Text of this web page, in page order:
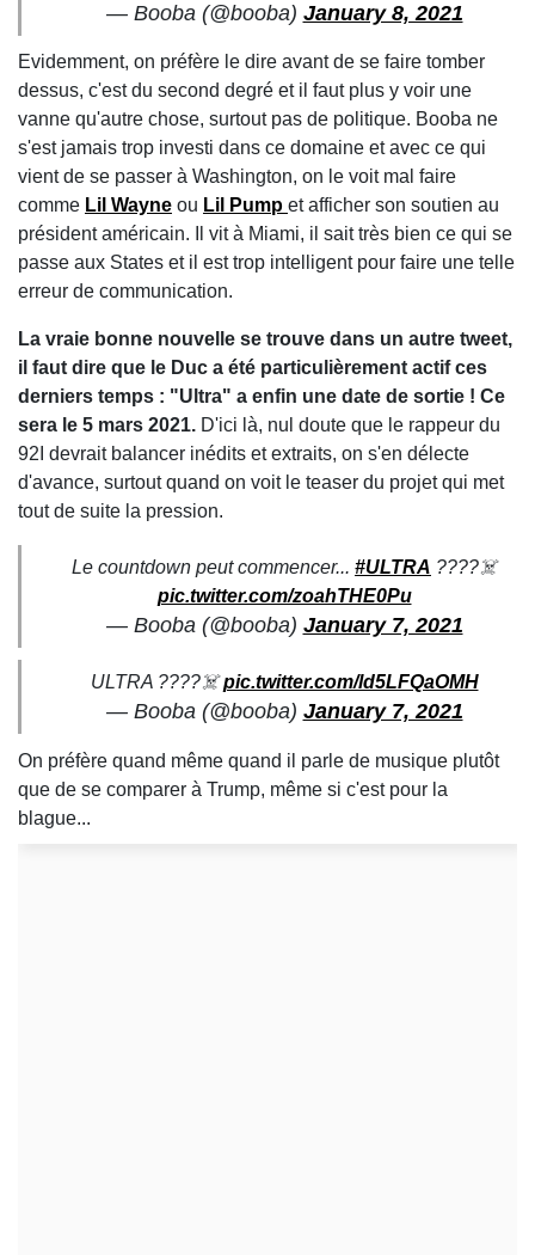
— Booba (@booba) January 8, 2021
Evidemment, on préfère le dire avant de se faire tomber
dessus, c'est du second degré et il faut plus y voir une
vanne qu'autre chose, surtout pas de politique. Booba ne
s'est jamais trop investi dans ce domaine et avec ce qui
vient de se passer à Washington, on le voit mal faire
comme Lil Wayne ou Lil Pump et afficher son soutien au
président américain. Il vit à Miami, il sait très bien ce qui se
passe aux States et il est trop intelligent pour faire une telle
erreur de communication.
La vraie bonne nouvelle se trouve dans un autre tweet,
il faut dire que le Duc a été particulièrement actif ces
derniers temps : "Ultra" a enfin une date de sortie ! Ce
sera le 5 mars 2021. D'ici là, nul doute que le rappeur du
92I devrait balancer inédits et extraits, on s'en délecte
d'avance, surtout quand on voit le teaser du projet qui met
tout de suite la pression.
Le countdown peut commencer... #ULTRA ????‍☠️
pic.twitter.com/zoahTHE0Pu
— Booba (@booba) January 7, 2021
ULTRA ????‍☠️pic.twitter.com/ld5LFQaOMH
— Booba (@booba) January 7, 2021
On préfère quand même quand il parle de musique plutôt
que de se comparer à Trump, même si c'est pour la
blague...